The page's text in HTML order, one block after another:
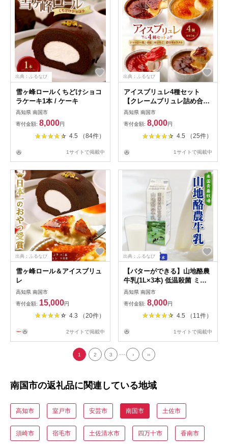
出典：ふるなび
雪ヶ峰ロールくちどけショコ
ラケーキ1本 / ケーキ
高知県 南国市
寄付金額: 8,000円
4.5 （84件）
1サイトで掲載中
出典：ふるなび
アイスブリュレ4種セット
【クレームブリュレ詰め合わ
せ ジャージー乳 濃厚キャラ
メル 木いちご 小夏 デザート
プレゼント ギフト お菓子 ス
イーツ プリン 人気 おすすめ
高知県 南国市
寄付金額: 8,000円
4.5 （25件）
1サイトで掲載中
出典：ふるなび
雪ヶ峰ロール＆アイスブリュ
レ
高知県 南国市
寄付金額: 15,000円
4.3 （20件）
2サイトで掲載中
出典：ふるなび
【バターができる】山地酪農
牛乳(1L×3本) 低温殺菌 ミル
ク 生乳100％ 成分無調整牛乳
斉藤牧場 高知県 南国市
高知県 南国市
寄付金額: 8,000円
4.5 （11件）
1サイトで掲載中
1 2 3 › ››
南国市の返礼品に関連している地域
高知市 室戸市 安芸市 南国市 土佐市
須崎市 宿毛市 土佐清水市 四万十市 香南市